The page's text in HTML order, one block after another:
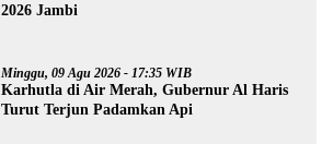
2026 Jambi
Minggu, 09 Agu 2026 - 17:35 WIB
Karhutla di Air Merah, Gubernur Al Haris
Turut Terjun Padamkan Api